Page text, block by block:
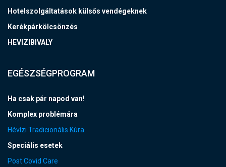
Hotelszolgáltatások külsős vendégeknek
Kerékpárkölcsönzés
HEVIZIBIVALY
EGÉSZSÉGPROGRAM
Ha csak pár napod van!
Komplex problémára
Hévízi Tradicionális Kúra
Speciális esetek
Post Covid Care